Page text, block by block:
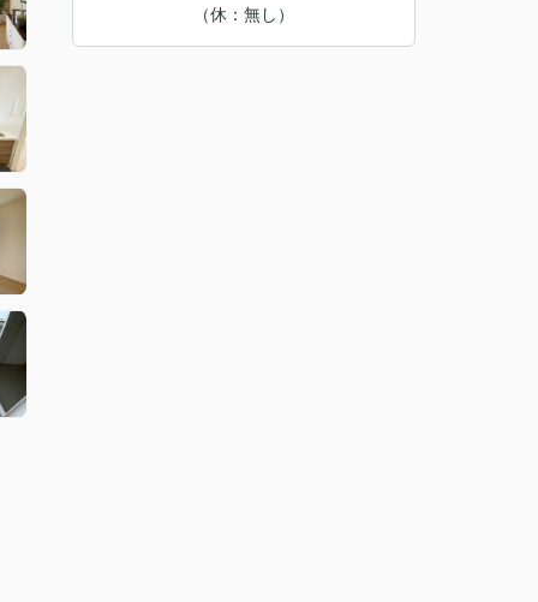
（休：無し）